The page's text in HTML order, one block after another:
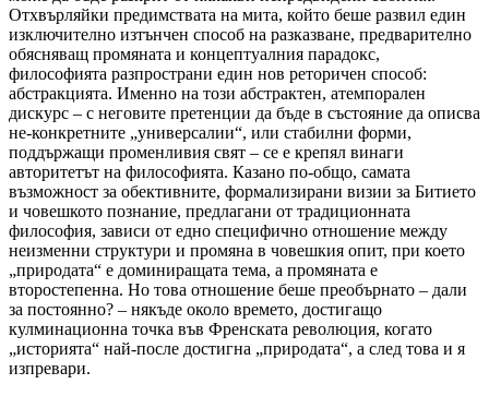
Отхвърляйки предимствата на мита, който беше развил един
изключително изтънчен способ на разказване, предварително
обясняващ промяната и концептуалния парадокс,
философията разпространи един нов реторичен способ:
абстракцията. Именно на този абстрактен, атемпорален
дискурс – с неговите претенции да бъде в състояние да описва
не-конкретните „универсалии“, или стабилни форми,
поддържащи променливия свят – се е крепял винаги
авторитетът на философията. Казано по-общо, самата
възможност за обективните, формализирани визии за Битието
и човешкото познание, предлагани от традиционната
философия, зависи от едно специфично отношение между
неизменни структури и промяна в човешкия опит, при което
„природата“ е доминиращата тема, а промяната е
второстепенна. Но това отношение беше преобърнато – дали
за постоянно? – някъде около времето, достигащо
кулминационна точка във Френската революция, когато
„историята“ най-после достигна „природата“, а след това и я
изпревари.